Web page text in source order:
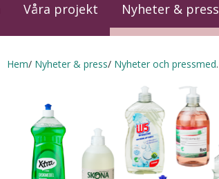
Våra projekt Nyheter & press
Hem Nyheter & press Nyheter och pressmeddelanden